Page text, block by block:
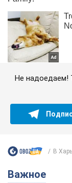
Не надоедаем!
В
Важное